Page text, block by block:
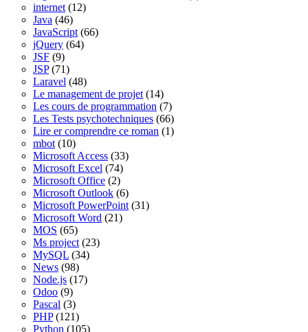
internet (12)
Java (46)
JavaScript (66)
jQuery (64)
JSF (9)
JSP(71)
Laravel (48)
Le management de projet (14)
Les cours de programmation (7)
Les Tests psychotechniques (66)
Lire er comprendre ce roman (1)
mbot (10)
Microsoft Access (33)
Microsoft Excel (74)
Microsoft Office (2)
Microsoft Outlook (6)
Microsoft PowerPoint (31)
Microsoft Word (21)
MOS (65)
Ms project (23)
MySQL (34)
News (98)
Node.js (17)
Odoo (9)
Pascal (3)
PHP(121)
Python (105)